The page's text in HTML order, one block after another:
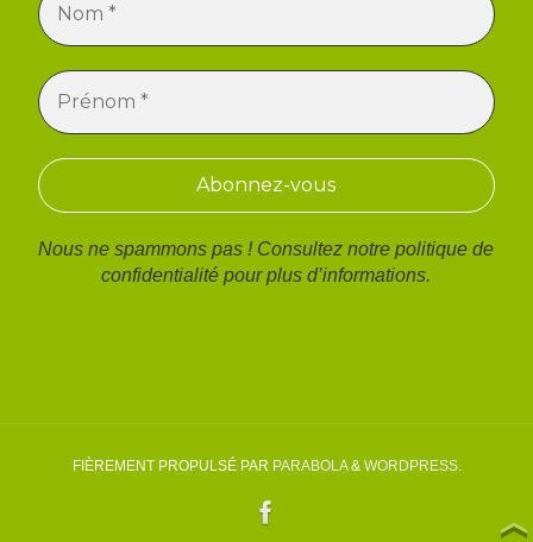
Nous ne spammons pas ! Consultez notrepolitique de
confidentialité pour plus d’informations.
FIÈREMENT PROPULSÉ PAR PARABOLA& WORDPRESS.